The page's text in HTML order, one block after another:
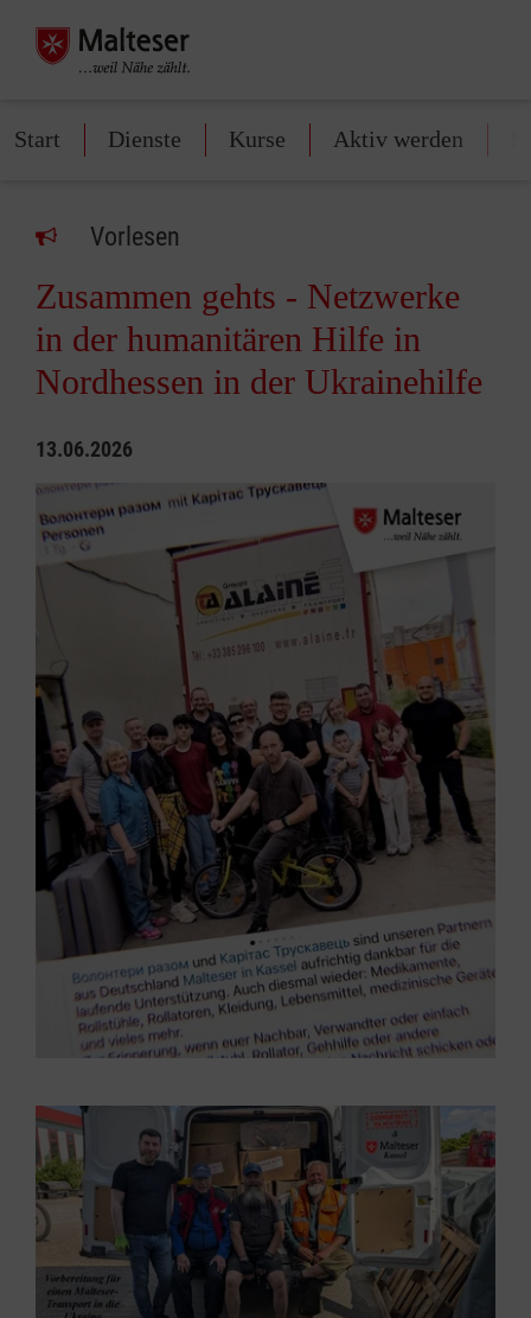
Start Dienste Kurse Aktiv werden
Vorlesen
Zusammen gehts - Netzwerke
in der humanitären Hilfe in
Nordhessen in der Ukrainehilfe
13.06.2026